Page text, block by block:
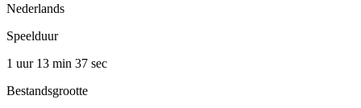
Nederlands
Speelduur
1 uur 13 min 37 sec
Bestandsgrootte